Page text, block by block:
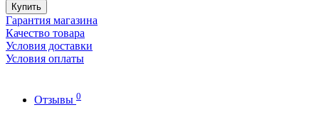
Купить
Гарантия магазина
Качество товара
Условия доставки
Условия оплаты
Отзывы 0